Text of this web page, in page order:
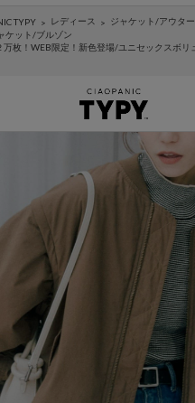
TYPY レディース
ジャケット/アウター
ケット/ブルゾン
万枚！WEB限定！新色登場/ユニセックスボリ